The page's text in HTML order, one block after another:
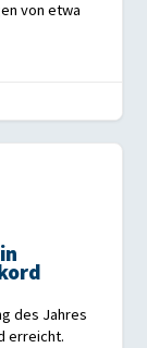
von etwa
des Jahres
erreicht.